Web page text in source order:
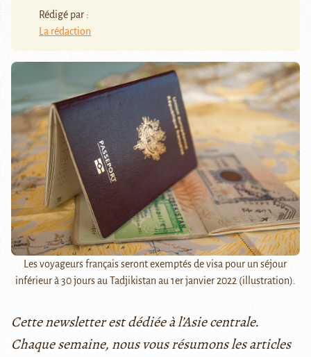
Rédigé par :
La rédaction
Les voyageurs français seront exemptés de visa pour un séjour
inférieur à 30 jours au Tadjikistan au 1er janvier 2022 (illustration).
Cette newsletter est dédiée à l’Asie centrale.
Chaque semaine, nous vous résumons les articles